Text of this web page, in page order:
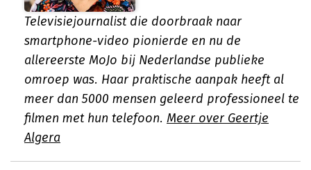
Televisiejournalist die doorbraak naar
smartphone-video pionierde en nu de
allereerste MoJo bij Nederlandse publieke
omroep was. Haar praktische aanpak heeft al
meer dan 5000 mensen geleerd professioneel te
filmen met hun telefoon. Meer over Geertje
Algera